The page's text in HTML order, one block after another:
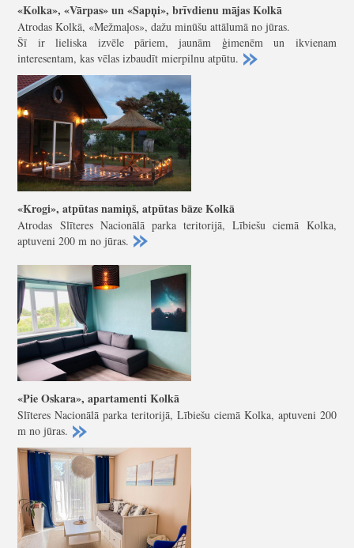
«Kolka», «Vārpas» un «Sapņi», brīvdienu mājas Kolkā
Atrodas Kolkā, «Mežmaļos», dažu minūšu attālumā no jūras.
Šī ir lieliska izvēle pāriem, jaunām ģimenēm un ikvienam
interesentam, kas vēlas izbaudīt mierpilnu atpūtu.
«Krogi», atpūtas namiņš, atpūtas bāze Kolkā
Atrodas Slīteres Nacionālā parka teritorijā, Lībiešu ciemā Kolka,
aptuveni 200 m no jūras.
«Pie Oskara», apartamenti Kolkā
Slīteres Nacionālā parka teritorijā, Lībiešu ciemā Kolka, aptuveni 200
m no jūras.